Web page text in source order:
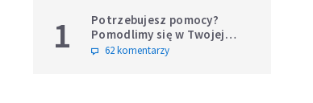
1
Potrzebujesz pomocy?
Pomodlimy się w Twojej
intencji
62 komentarzy